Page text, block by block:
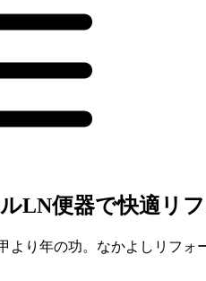
LN便器で快適リ
り年の功。なかよしリフ